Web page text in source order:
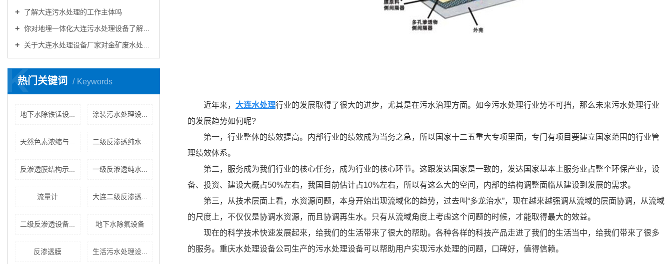
了解大连污水处理的工作主体吗
你对地埋一体化大连污水处理设备了解多少
关于大连水处理设备厂家对金矿废水处理的七种方法
热门关键词 Keywords
K
地下水除铁锰设... 涂装污水处理设...
天然色素浓缩与... 二级反渗透纯水...
反渗透膜结构示... 一级反渗透纯水...
流量计 大连二级反渗透...
二级反渗透设备... 地下水除氟设备
反渗透膜 生活污水处理设...
近年来， 大连水处理行业的发展取得了很大的进步，尤其是在污水治理方面。如今污水处理行业势不可挡，那么未来污水处理行业
的发展趋势如何呢?
第一，行业整体的绩效提高。内部行业的绩效成为当务之急，所以国家十二五重大专项里面，专门有项目要建立国家范围的行业管
理绩效体系。
第二，服务成为我们行业的核心任务，成为行业的核心环节。这跟发达国家是一致的，发达国家基本上服务业占整个环保产业，设
备、投资、建设大概占50%左右，我国目前估计占10%左右，所以有这么大的空间，内部的结构调整面临从建设到发展的需求。
第三，从技术层面上看，水资源问题，本身开始出现流域化的趋势，过去叫“多龙治水”，现在越来越强调从流域的层面协调，从流域
的尺度上，不仅仅是协调水资源，而且协调再生水。只有从流域角度上考虑这个问题的时候，才能取得最大的效益。
现在的科学技术快速发展起来，给我们的生活带来了很大的帮助。各种各样的科技产品走进了我们的生活当中，给我们带来了很多
的服务。重庆水处理设备公司生产的污水处理设备可以帮助用户实现污水处理的问题，口碑好，值得信赖。